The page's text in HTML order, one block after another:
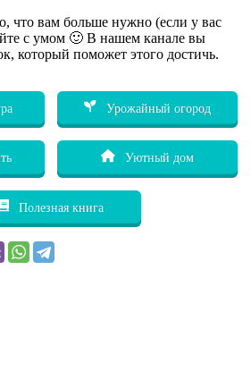
что вам больше нужно (если у вас
с умом 🙂 В нашем канале вы
который поможет этого достичь.
Урожайный огород
Уютный дом
Полезная книга